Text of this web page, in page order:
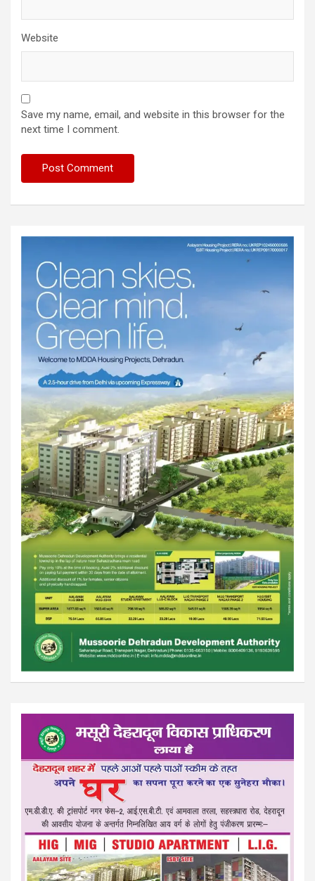
Website
Save my name, email, and website in this browser for the
next time I comment.